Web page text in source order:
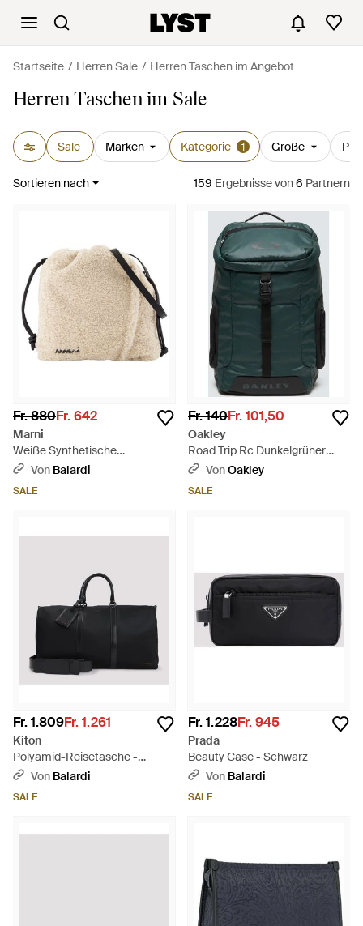
Startseite Herren Sale Herren Taschen im Angebot
Herren Taschen im Sale
Sale Marken Kategorie 1 Größe
Sortieren nach 159 Ergebnissevon6 Partnern
Fr. 880Fr. 642
Marni
Weiße Synthetische
Crossbody-Tasche - Natur
Von Balardi
SALE
Fr. 140Fr. 101,50
Oakley
Road Trip Rc Dunkelgrüner
Rucksack
VonOakley
SALE
Fr. 1.809Fr. 1.261
Kiton
Polyamid-Reisetasche -
Schwarz
Von Balardi
SALE
Fr. 1.228Fr. 945
Prada
Beauty Case - Schwarz
Von Balardi
SALE